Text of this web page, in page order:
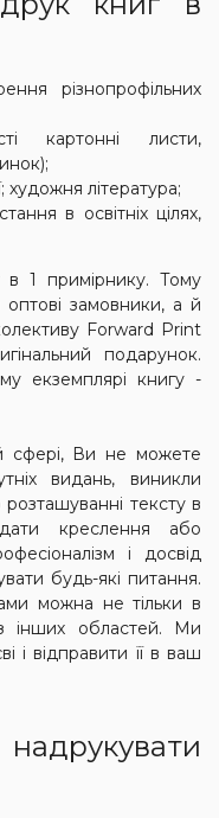
різнопрофільних
картонні листи,
художня література;
в освітніх цілях,
в 1 примірнику. Тому
оптові замовники, а й
Forward Print
подарунок.
екземплярі книгу -
сфері, Ви не можете
видань, виникли
тексту в
креслення або
і досвід
будь-які питання.
можна не тільки в
інших областей. Ми
і відправити її в ваш